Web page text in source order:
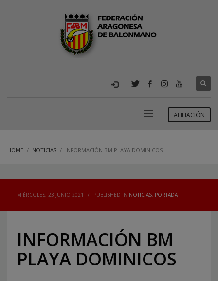
AFILIACIÓN
HOME NOTICIAS INFORMACIÓN BM PLAYA DOMINICOS
MIÉRCOLES, 23 JUNIO 2021 / PUBLISHED IN NOTICIAS, PORTADA
INFORMACIÓN BM
PLAYA DOMINICOS